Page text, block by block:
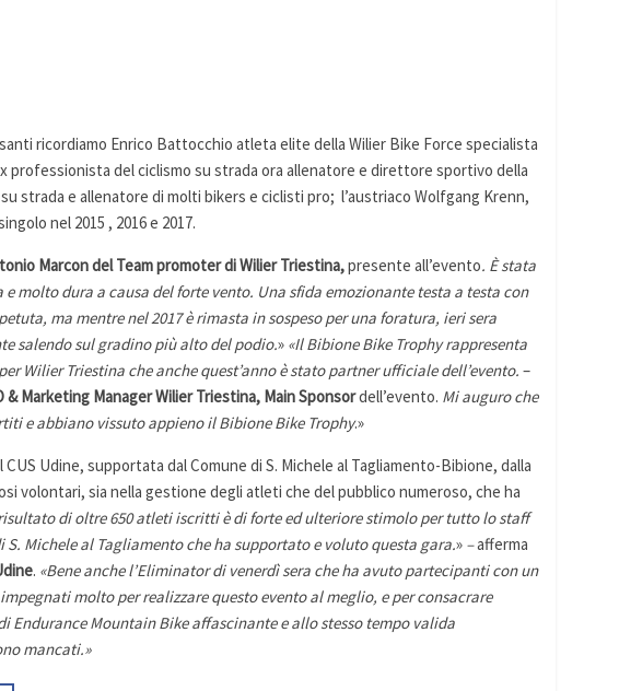
ricordiamo Enrico Battocchio atleta elite della Wilier Bike Force specialista
professionista del ciclismo su strada ora allenatore e direttore sportivo della
strada e allenatore di molti bikers e ciclisti pro; l’austriaco Wolfgang Krenn,
nel 2015 , 2016 e 2017.
Marcon del Team promoter di Wilier Triestina,presente all’evento. È stata
molto dura a causa del forte vento. Una sfida emozionante testa a testa con
ma mentre nel 2017 è rimasta in sospeso per una foratura, ieri sera
salendo sul gradino più alto del podio.» «Il Bibione Bike Trophy rappresenta
Wilier Triestina che anche quest’anno è stato partner ufficiale dell’evento. –
& Marketing Manager Wilier Triestina, Main Sponsordell’evento. Mi auguro che
e abbiano vissuto appieno il Bibione Bike Trophy.»
CUS Udine, supportata dal Comune di S. Michele al Tagliamento-Bibione, dalla
volontari, sia nella gestione degli atleti che del pubblico numeroso, che ha
di oltre 650 atleti iscritti è di forte ed ulteriore stimolo per tutto lo staff
S. Michele al Tagliamento che ha supportato e voluto questa gara.» –afferma
. «Bene anche l’Eliminator di venerdì sera che ha avuto partecipanti con un
molto per realizzare questo evento al meglio, e per consacrare
Endurance Mountain Bike affascinante e allo stesso tempo valida
mancati.»